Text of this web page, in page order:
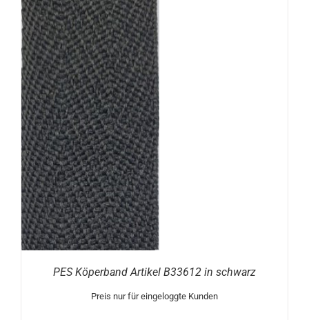
PES Köperband Artikel B33612 in schwarz
Preis nur für eingeloggte Kunden